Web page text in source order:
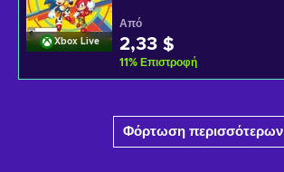
Xbox Live
Από
2,33 $
11% Επιστροφή
Φόρτωση περισσότερων